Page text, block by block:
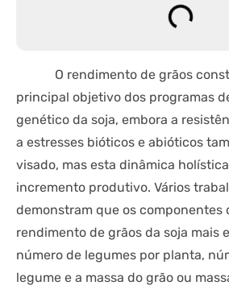
O rendimento de grãos
principal objetivo dos programas
genético da soja, embora a
a estresses bióticos e abióticos
visado, mas esta dinâmica
incremento produtivo. Vários
demonstram que os componentes
rendimento de grãos da soja mais
número de legumes por planta,
legume e a massa do grão ou